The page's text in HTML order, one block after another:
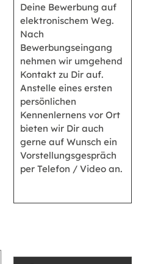
Deine Bewerbung auf
elektronischem Weg.
Nach
Bewerbungseingang
nehmen wir umgehend
Kontakt zu Dir auf.
Anstelle eines ersten
persönlichen
Kennenlernens vor Ort
bieten wir Dir auch
gerne auf Wunsch ein
Vorstellungsgespräch
per Telefon / Video an.